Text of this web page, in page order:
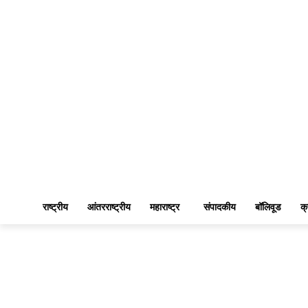
राष्ट्रीय आंतरराष्ट्रीय महाराष्ट्र संपादकीय बॉलिवूड